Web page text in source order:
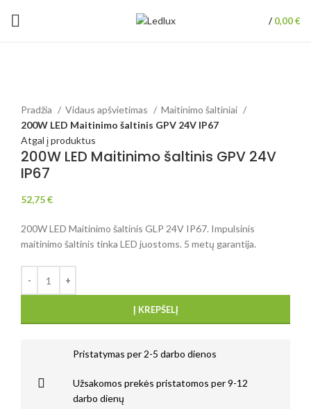
/ 0,00€
Pradžia
Vidaus apšvietimas
Maitinimo šaltiniai
200W LED Maitinimo šaltinis GPV 24V IP67
Atgal į produktus
200W LED Maitinimo šaltinis GPV 24V
IP67
52,75€
200W LED Maitinimo šaltinis GLP 24V IP67. Impulsinis
maitinimo šaltinis tinka LED juostoms. 5 metų garantija.
Į KREPŠELĮ
Pristatymas per 2-5 darbo dienos
Užsakomos prekės pristatomos per 9-12
darbo dienų